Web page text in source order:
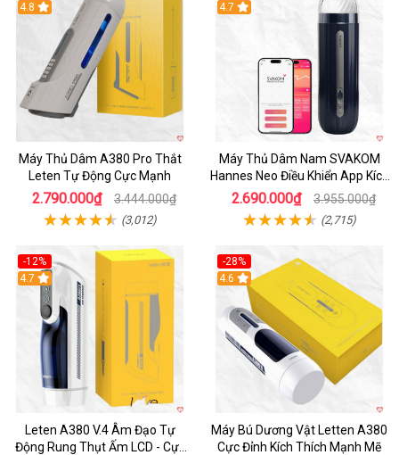
Hot
4.8
Máy Thủ Dâm A380 Pro Thắt
Leten Tự Động Cực Mạnh
2.790.000₫ 3.444.000₫
(3,012)
Hot
4.7
Máy Thủ Dâm Nam SVAKOM
Hannes Neo Điều Khiển App Kích
Thích
2.690.000₫ 3.955.000₫
(2,715)
-12%
Hot
4.7
Leten A380 V.4 Âm Đạo Tự
Động Rung Thụt Ấm LCD - Cực
-28%
Hot
4.6
Máy Bú Dương Vật Letten A380
Cực Đỉnh Kích Thích Mạnh Mẽ